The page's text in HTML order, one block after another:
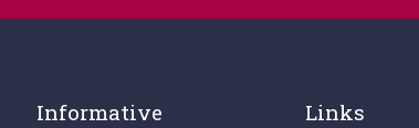
Informative Links